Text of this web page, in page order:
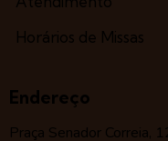
Horários de Missas
Endereço
Praça Senador Correia,